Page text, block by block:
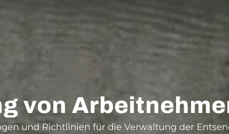
von
und Richtlinien für die Verwaltung der